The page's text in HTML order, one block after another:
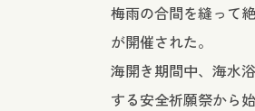
梅雨の合間を縫って
が開催された。
海開き期間中、海水
する安全祈願祭から